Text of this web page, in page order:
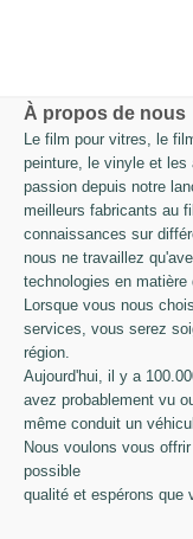
À propos de nous
Le film pour vitres, le
peinture, le vinyle et
passion depuis notre
meilleurs fabricants au
connaissances sur
nous ne travaillez
technologies en
Lorsque vous nous
services, vous serez
région.
Aujourd'hui, il y a
avez probablement vu
même conduit un
Nous voulons vous
possible
qualité et espérons que